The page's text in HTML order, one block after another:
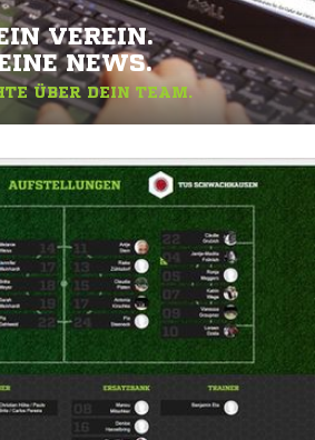
VEREIN.
NEWS.
ÜBER DEIN TEAM.